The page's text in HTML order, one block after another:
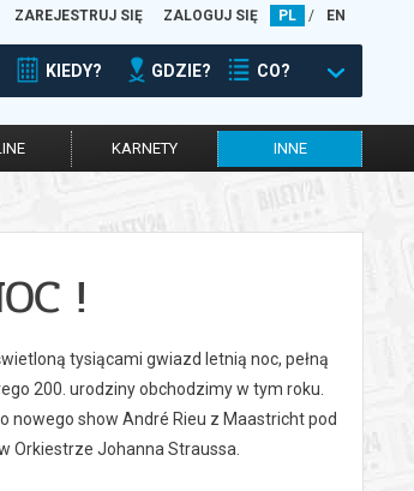
ZAREJESTRUJ SIĘ ZALOGUJ SIĘ PL / EN
KIEDY? GDZIE? CO?
KARNETY INNE
!
tysiącami gwiazd letnią noc, pełną
200. urodziny obchodzimy w tym roku.
nowego show André Rieu z Maastricht pod
Orkiestrze Johanna Straussa.